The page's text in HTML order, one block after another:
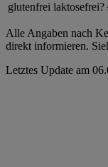
glutenfrei laktosefrei?
Alle Angaben nach
direkt informieren.
Letztes Update am